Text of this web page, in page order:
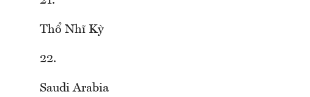
Thổ Nhĩ Kỳ
22.
Saudi Arabia